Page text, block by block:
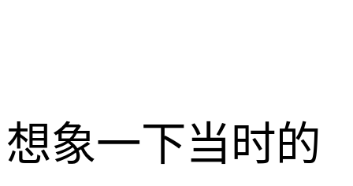
想象一下当时的